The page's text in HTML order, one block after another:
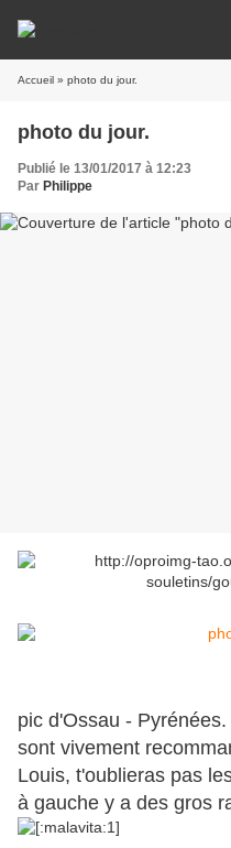
Accueil » photo du jour.
photo du jour.
Publié le 13/01/2017 à 12:23
Par Philippe
pic d'Ossau -
sont vivement
Louis, t'oublieras pas
à gauche y a des gros